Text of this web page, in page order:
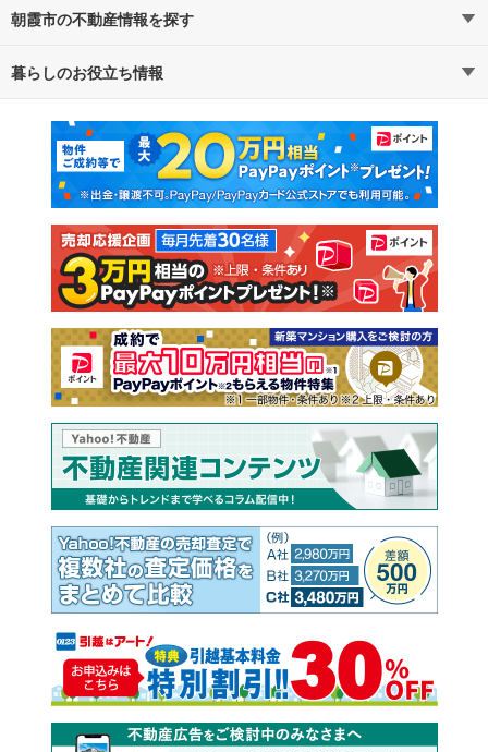
路線・駅から探す
通勤・通学時間から探す
朝霞市の不動産情報を探す
不動産・住宅
新築マンション 中古マンション
新築一戸建て 中古一戸建て
注文住宅 土地
売却査定
暮らしのお役立ち情報
マンションカタログ 教えて！住まいの先生